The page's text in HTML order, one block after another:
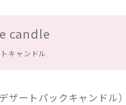
candle
キャンドル
ートパックキャンドル